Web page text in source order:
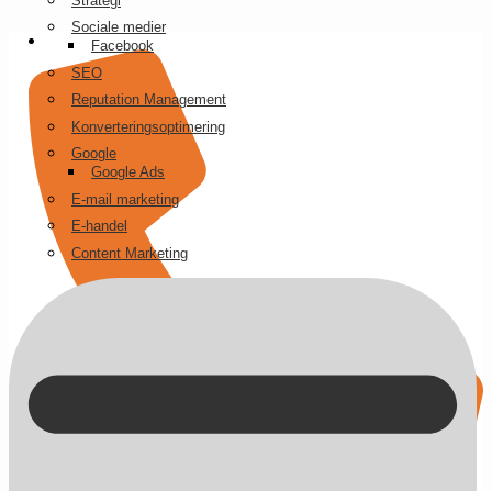
Sociale medier
Facebook
SEO
Reputation Management
Konverteringsoptimering
Google
Google Ads
E-mail marketing
E-handel
Content Marketing